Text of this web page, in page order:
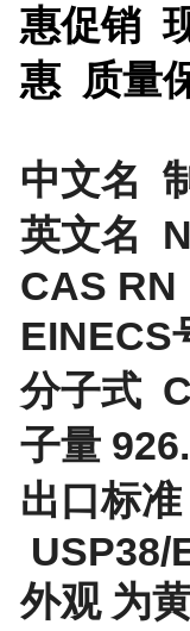
惠促销
惠 质量
中文名
英文名
CAS
EINECS
分子式
子量
出口标准
USP38/
外观 为